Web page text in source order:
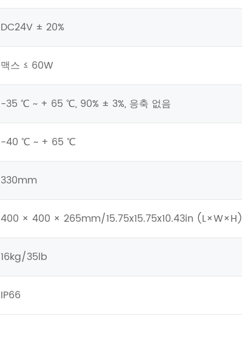
DC24V ± 20%
맥스 ≤ 60W
-35 ℃ ~ + 65 ℃, 90% ± 3%, 응축 없음
-40 ℃ ~ + 65 ℃
330mm
400 × 400 × 265mm/15.75x15.75x10.43in (L×W×H)
16kg/35lb
IP66